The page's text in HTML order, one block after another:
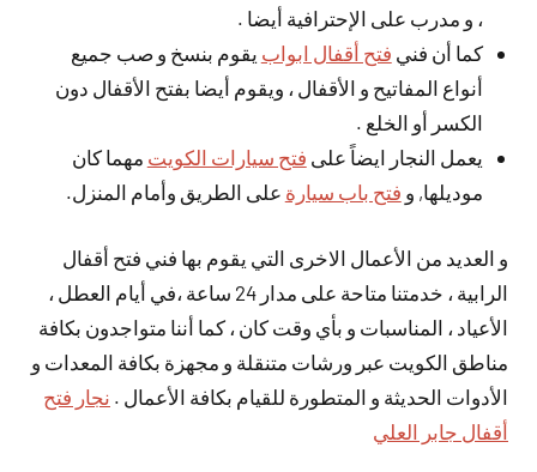
، و مدرب على الإحترافية أيضا .
كما أن فني فتح أقفال ابواب يقوم بنسخ و صب جميع
أنواع المفاتيح و الأقفال ، ويقوم أيضا بفتح الأقفال دون
الكسر أو الخلع .
يعمل النجار ايضاً على فتح سيارات الكويت مهما كان
موديلها, و فتح باب سيارة على الطريق وأمام المنزل.
و العديد من الأعمال الاخرى التي يقوم بها فني فتح أقفال
الرابية ، خدمتنا متاحة على مدار 24 ساعة ،في أيام العطل ،
الأعياد ، المناسبات و بأي وقت كان ، كما أننا متواجدون بكافة
مناطق الكويت عبر ورشات متنقلة و مجهزة بكافة المعدات و
الأدوات الحديثة و المتطورة للقيام بكافة الأعمال . نجار فتح
أقفال جابر العلي